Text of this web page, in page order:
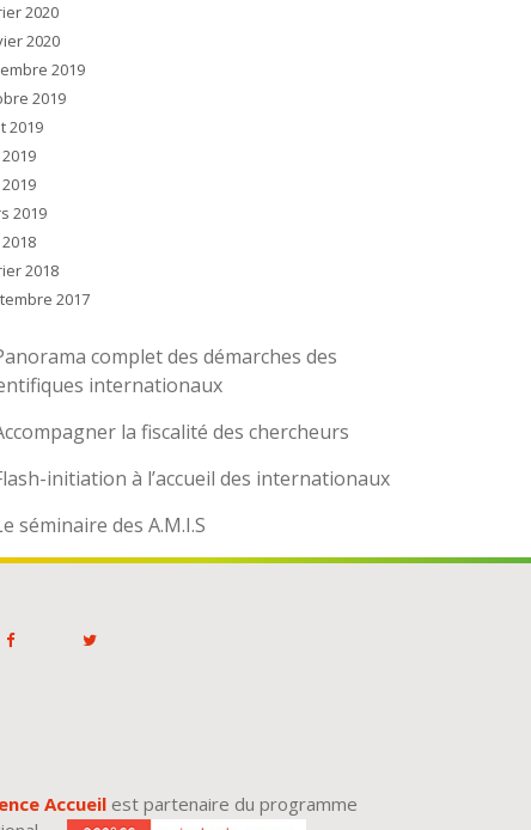
2020
2020
2019
2019
2019
2019
2018
2017
complet des démarches des
internationaux
la fiscalité des chercheurs
initiation à l’accueil des internationaux
séminaire des A.M.I.S
Accueil est partenaire du programme